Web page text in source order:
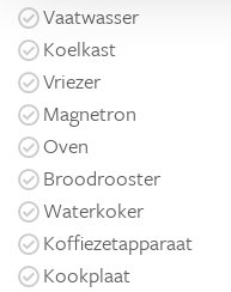
Vaatwasser
Koelkast
Vriezer
Magnetron
Oven
Broodrooster
Waterkoker
Koffiezetapparaat
Kookplaat